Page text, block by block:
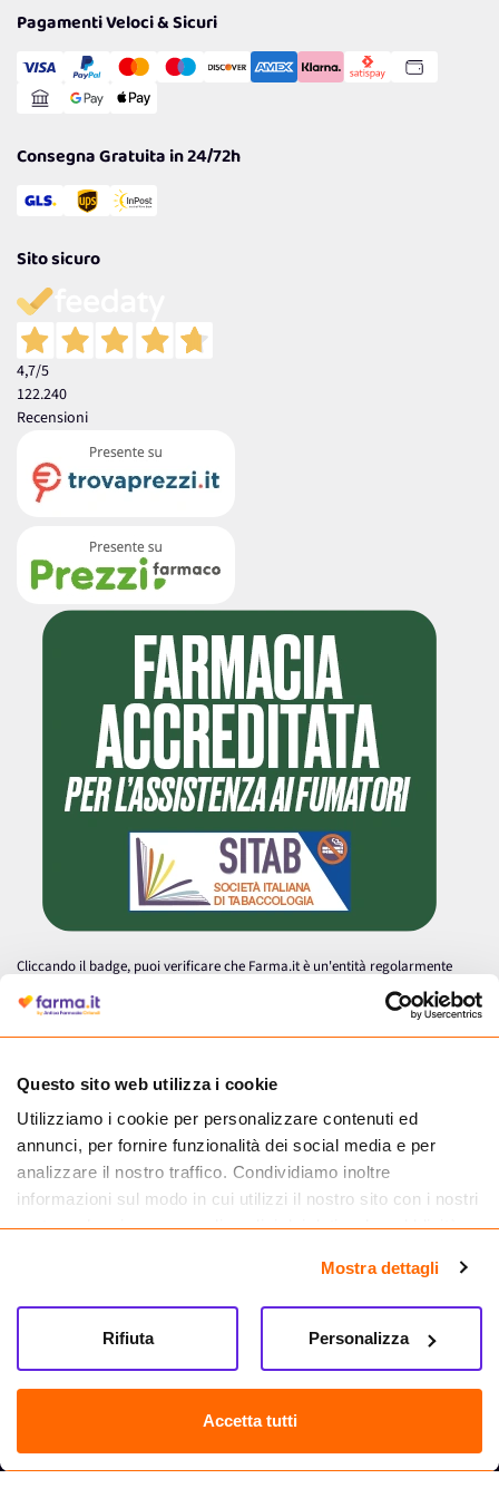
Questo sito web utilizza i cookie
Utilizziamo i cookie per personalizzare contenuti ed
annunci, per fornire funzionalità dei social media e per
analizzare il nostro traffico. Condividiamo inoltre
informazioni sul modo in cui utilizzi il nostro sito con i nostri
partner che si occupano di analisi dei dati web, pubblicità e
informazioni che hai fornito loro o che hanno raccolto dal
tuo utilizzo dei loro servizi.
Mostra dettagli
Accetta tutti
Personalizza
Rifiuta
Cookie Policy
Gestisci Cookie
Reso Facile e Veloce
Pagamenti Veloci & Sicuri
Consegna Gratuita in 24/72h
Sito sicuro
4,7/5
122.240
Recensioni
Cliccando il badge, puoi verificare che Farma.it è un'entità regolarmente
autorizzata dal Ministero della Salute a effettuare la vendita online di
medicinali.
Farma.it S.a.s. P. IVA 07417261216 REA: NA-884088
CREDITS
Sede legale Via delle Repubbliche Marinare 128, 80147 Napoli